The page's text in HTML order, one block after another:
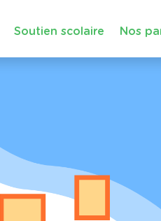
Soutien scolaire Nos